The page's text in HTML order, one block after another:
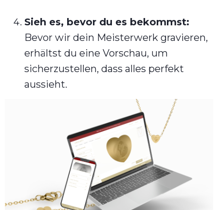
Sieh es, bevor du es bekommst:
Bevor wir dein Meisterwerk gravieren,
erhältst du eine Vorschau, um
sicherzustellen, dass alles perfekt
aussieht.